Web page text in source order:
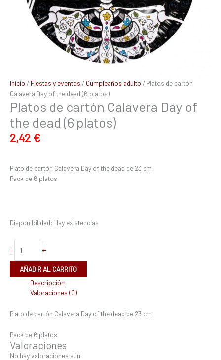
Inicio / Fiestas y eventos / Cumpleaños adulto / Platos de cartón
Calavera Day of the dead (6 platos)
Platos de cartón Calavera Day of
the dead (6 platos)
2,42 €
Plato de cartón Calavera Day of the dead de 23 cm
Pack de 6 platos
Disponibilidad: Hay existencias
- +
AÑADIR AL CARRITO
Descripción
Valoraciones (0)
Plato de cartón Calavera Day of the dead de 23 cm
Pack de 6 platos
Valoraciones
No hay valoraciones aún.